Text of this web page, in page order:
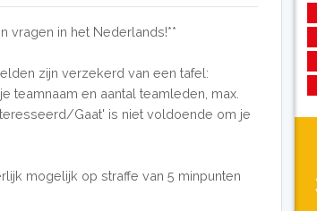
vragen in het Nederlands!**
zijn verzekerd van een tafel:
teamnaam en aantal teamleden, max.
Gaat' is niet voldoende om je
mogelijk op straffe van 5 minpunten